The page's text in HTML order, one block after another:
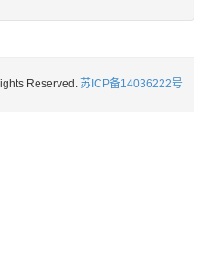
Reserved. 苏ICP备14036222号